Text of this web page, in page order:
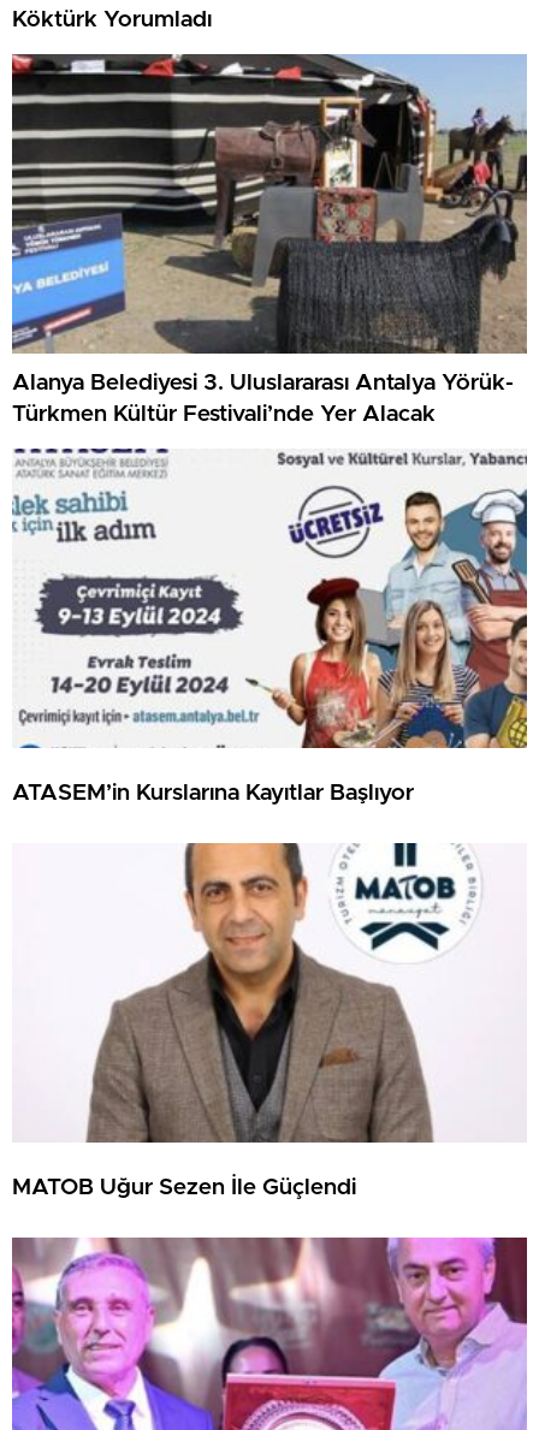
Köktürk Yorumladı
Alanya Belediyesi 3. Uluslararası Antalya Yörük-
Türkmen Kültür Festivali’nde Yer Alacak
ATASEM’in Kurslarına Kayıtlar Başlıyor
MATOB Uğur Sezen İle Güçlendi